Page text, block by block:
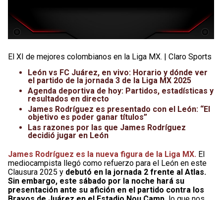
El XI de mejores colombianos en la Liga MX. | Claro Sports
León vs FC Juárez, en vivo: Horario y dónde ver
el partido de la jornada 3 de la Liga MX 2025
Agenda deportiva de hoy: Partidos, estadísticas y
resultados en directo
James Rodríguez es presentado con el León: “El
objetivo es poder ganar títulos”
Las razones por las que James Rodríguez
decidió jugar en León
James Rodríguez es la nueva figura de la Liga MX. El
mediocampista llegó como refuerzo para el León en este
Clausura 2025 y debutó en la jornada 2 frente al Atlas.
Sin embargo, este sábado por la noche hará su
presentación ante su afición en el partido contra los